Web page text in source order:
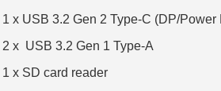
1 x USB 3.2 Gen 2 Type-C (DP/Power
2 x USB 3.2 Gen 1 Type-A
1 x SD card reader